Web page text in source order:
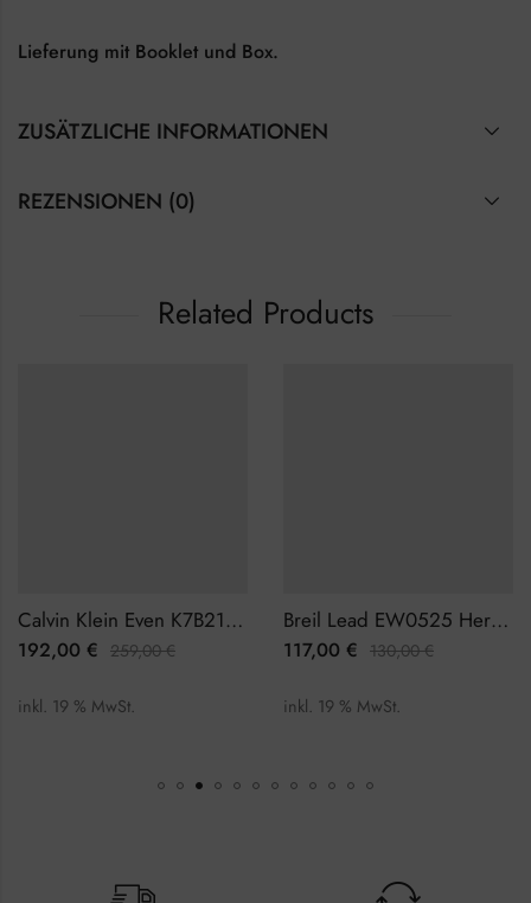
Lieferung mit Booklet und Box.
ZUSÄTZLICHE INFORMATIONEN
REZENSIONEN (0)
Related Products
Calvin Klein Even K7B21121 Herrenuhr
192,00 € 259,00€
inkl. 19 % MwSt.
Breil Lead EW0525 Herrenuhr Chronograph
117,00 € 130,00€
inkl. 19 % MwSt.